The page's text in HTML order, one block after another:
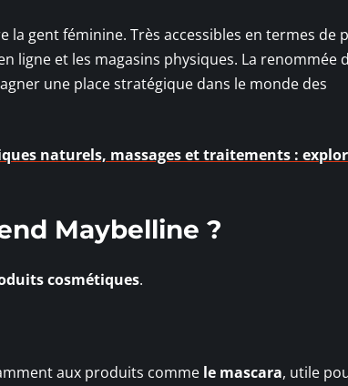
gent féminine. Très accessibles en termes de
ligne et les magasins physiques. La renommée
une place stratégique dans le monde des
naturels, massages et traitements :
Maybelline ?
cosmétiques.
aux produits comme le mascara, utile